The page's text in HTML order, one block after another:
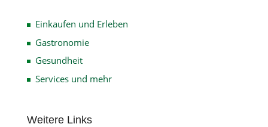
Einkaufen und Erleben
Gastronomie
Gesundheit
Services und mehr
Weitere Links